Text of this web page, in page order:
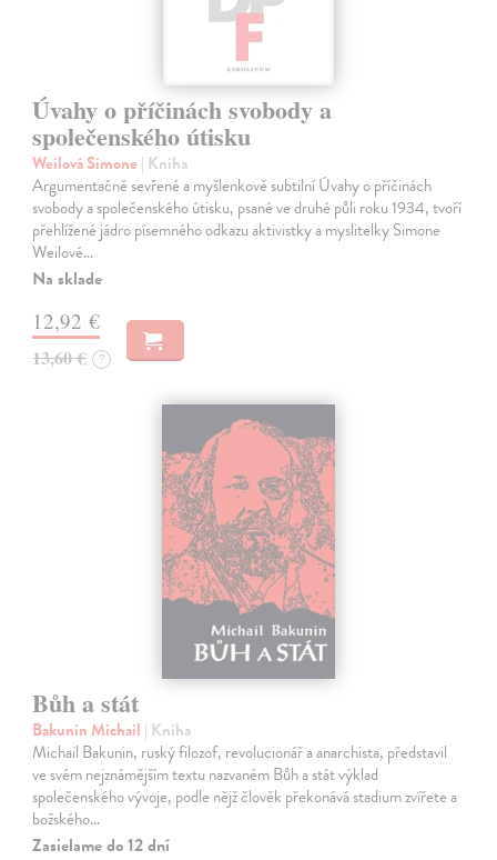
Úvahy o příčinách svobody a
společenského útisku
Weilová Simone | Kniha
Argumentačně sevřené a myšlenkově subtilní Úvahy o příčinách
svobody a společenského útisku, psané ve druhé půli roku 1934, tvoří
přehlížené jádro písemného odkazu aktivistky a myslitelky Simone
Weilové…
Na sklade
12,92 €
13,60 € ?
Bůh a stát
Bakunin Michail | Kniha
Michail Bakunin, ruský filozof, revolucionář a anarchista, představil
ve svém nejznámějším textu nazvaném Bůh a stát výklad
společenského vývoje, podle nějž člověk překonává stadium zvířete a
božského…
Zasielame do 12 dní